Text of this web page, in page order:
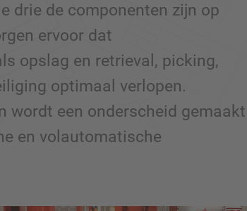
drie de componenten zijn op
ervoor dat
opslag en retrieval, picking,
optimaal verlopen.
wordt een onderscheid gemaakt
en volautomatische